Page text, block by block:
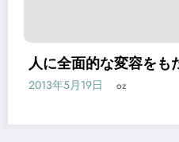
的な変容をもたらすには
19日 oz